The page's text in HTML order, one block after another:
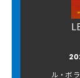
ル・ボ